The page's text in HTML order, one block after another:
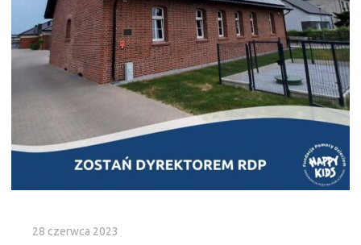
28 czerwca 2023